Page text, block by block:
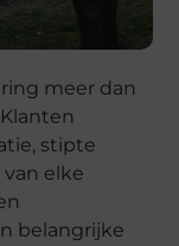
meer dan
stipte
elke
belangrijke